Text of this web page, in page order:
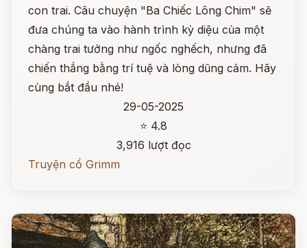
con trai. Câu chuyện "Ba Chiếc Lông Chim" sẽ
đưa chúng ta vào hành trình kỳ diệu của một
chàng trai tưởng như ngốc nghếch, nhưng đã
chiến thắng bằng trí tuệ và lòng dũng cảm. Hãy
cùng bắt đầu nhé!
29-05-2025
⭐ 4.8
3,916 lượt đọc
Truyện cổ Grimm